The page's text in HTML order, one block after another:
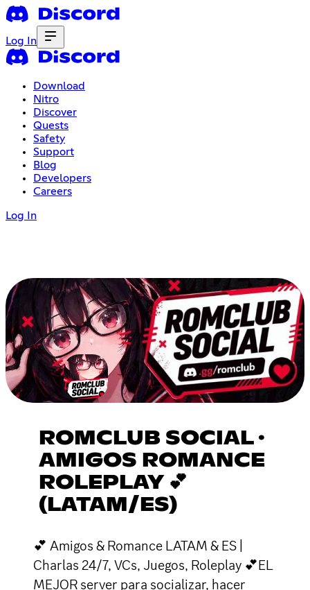
Log In
Download
Nitro
Discover
Quests
Safety
Support
Blog
Developers
Careers
Log In
ROMCLUB SOCIAL ·
AMIGOS ROMANCE
ROLEPLAY 💕
(LATAM/ES)
💕 Amigos & Romance LATAM & ES |
Charlas 24/7, VCs, Juegos, Roleplay 💕EL
MEJOR server para socializar, hacer